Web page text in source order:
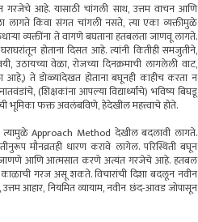
गरजेचे आहे. यासाठी चांगली साथ, उत्तम वाचन आणि
लागते किंवा संगत चांगली नसते, त्या एका व्यक्तीमुळे
व्यक्तींना ते वागणे बघताना हतबलता जाणवू लागते.
होताना दिसत आहे. त्यांनी कितीही समजुतीने,
उठायच्या वेळा, रोजच्या दिनक्रमाची लागलेली वाट,
आहे,) ते डोळ्यांदेखत होताना बघूनही काहीच करता न
(शिक्षकांना आपल्या विद्यार्थ्यांचे) भविष्य बिघडू
फक्त अवलंबविणे, हेदेखील महत्त्वाचे होते.
त्यामुळे Approach Method देखील बदलावी लागते.
मौनव्रतही धारण करावे लागेल. परिस्थिती बघून
जाणणे आणि आत्मसात करणे अत्यंत गरजेचे आहे. हतबल
गरज असू शकते. विचारांची दिशा बदलून नवीन
उत्तम आहार, नियमित व्यायाम, नवीन छंद-आवड जोपासून